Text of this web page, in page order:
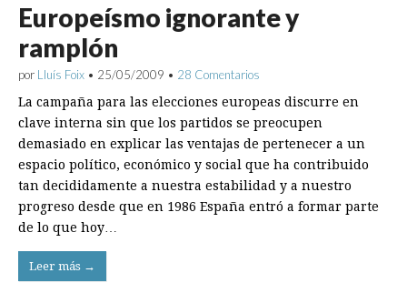
Europeísmo ignorante y
ramplón
por Lluís Foix • 25/05/2009 • 28 Comentarios
La campaña para las elecciones europeas discurre en
clave interna sin que los partidos se preocupen
demasiado en explicar las ventajas de pertenecer a un
espacio político, económico y social que ha contribuido
tan decididamente a nuestra estabilidad y a nuestro
progreso desde que en 1986 España entró a formar parte
de lo que hoy…
Leer más →